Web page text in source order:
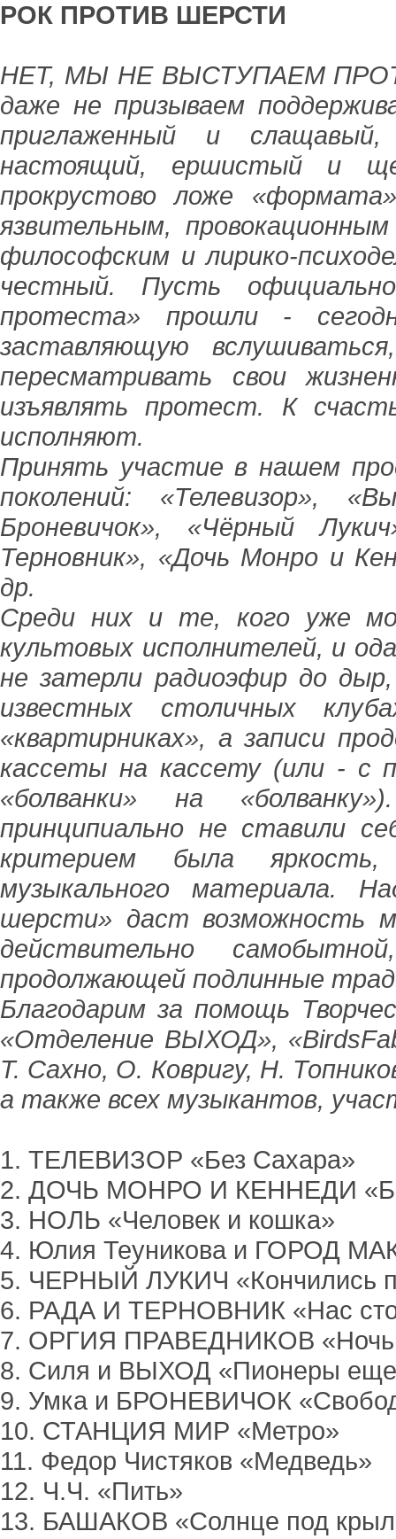
РОК ПРОТИВ ШЕРСТИ
НЕТ, МЫ НЕ ВЫСТУПАЕМ
даже не призываем
приглаженный и
настоящий, ершистый и
прокрустово ложе
язвительным,
философским и лирико-
честный. Пусть
протеста» прошли -
заставляющую
пересматривать свои
изъявлять протест. К
исполняют.
Принять участие в нашем
поколений: «Телевизор»,
Броневичок», «Чёрный
Терновник», «Дочь Монро и
др.
Среди них и те, кого уже
культовых исполнителей, и
не затерли радиоэфир до
известных столичных
«квартирниках», а записи
кассеты на кассету (или - с
«болванки» на
принципиально не ставили
критерием была яркость,
музыкального материала.
шерсти» даст возможность
действительно
продолжающей подлинные
Благодарим за помощь
«Отделение ВЫХОД»,
Т. Сахно, О. Ковригу, Н.
а также всех музыкантов,
1. ТЕЛЕВИЗОР «Без Сахара»
2. ДОЧЬ МОНРО И КЕННЕДИ
3. НОЛЬ «Человек и кошка»
4. Юлия Теуникова и ГОРОД
5. ЧЕРНЫЙ ЛУКИЧ «Кончились
6. РАДА И ТЕРНОВНИК «Нас
7. ОРГИЯ ПРАВЕДНИКОВ «Ночь
8. Силя и ВЫХОД «Пионеры еще
9. Умка и БРОНЕВИЧОК
10. СТАНЦИЯ МИР «Метро»
11. Федор Чистяков «Медведь»
12. Ч.Ч. «Пить»
13. БАШАКОВ «Солнце под